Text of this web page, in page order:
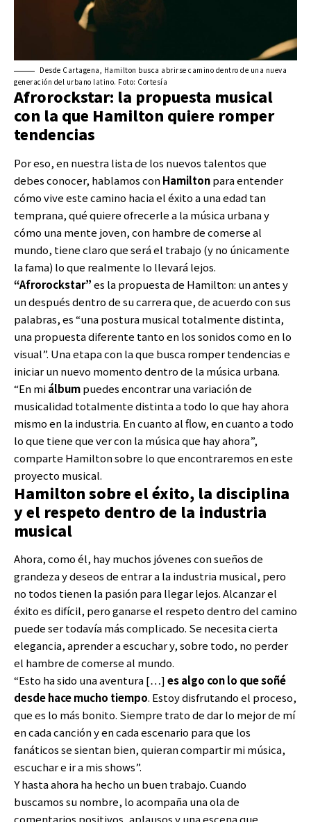
Desde Cartagena, Hamilton busca abrirse camino dentro de una nueva
generación del urbano latino. Foto: Cortesía
Afrorockstar: la propuesta musical
con la que Hamilton quiere romper
tendencias
Por eso, en nuestra lista de los nuevos talentos que
debes conocer, hablamos conHamiltonpara entender
cómo vive este camino hacia el éxito a una edad tan
temprana, qué quiere ofrecerle a la música urbana y
cómo una mente joven, con hambre de comerse al
mundo, tiene claro que será el trabajo (y no únicamente
la fama) lo que realmente lo llevará lejos.
“Afrorockstar”es la propuesta de Hamilton: un antes y
un después dentro de su carrera que, de acuerdo con sus
palabras, es “una postura musical totalmente distinta,
una propuesta diferente tanto en los sonidos como en lo
visual”. Una etapa con la que busca romper tendencias e
iniciar un nuevo momento dentro de la música urbana.
“En miálbumpuedes encontrar una variación de
musicalidad totalmente distinta a todo lo que hay ahora
mismo en la industria. En cuanto al flow, en cuanto a todo
lo que tiene que ver con la música que hay ahora”,
comparte Hamilton sobre lo que encontraremos en este
proyecto musical.
Hamilton sobre el éxito, la disciplina
y el respeto dentro de la industria
musical
Ahora, como él, hay muchos jóvenes con sueños de
grandeza y deseos de entrar a la industria musical, pero
no todos tienen la pasión para llegar lejos. Alcanzar el
éxito es difícil, pero ganarse el respeto dentro del camino
puede ser todavía más complicado. Se necesita cierta
elegancia, aprender a escuchar y, sobre todo, no perder
el hambre de comerse al mundo.
“Esto ha sido una aventura […]es algo con lo que soñé
desde hace mucho tiempo. Estoy disfrutando el proceso,
que es lo más bonito. Siempre trato de dar lo mejor de mí
en cada canción y en cada escenario para que los
fanáticos se sientan bien, quieran compartir mi música,
escuchar e ir a mis shows”.
Y hasta ahora ha hecho un buen trabajo. Cuando
buscamos su nombre, lo acompaña una ola de
comentarios positivos, aplausos y una escena que